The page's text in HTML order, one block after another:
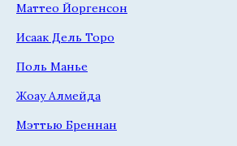
Маттео Йоргенсон
Исаак Дель Торо
Поль Манье
Жоау Алмейда
Мэттью Бреннан